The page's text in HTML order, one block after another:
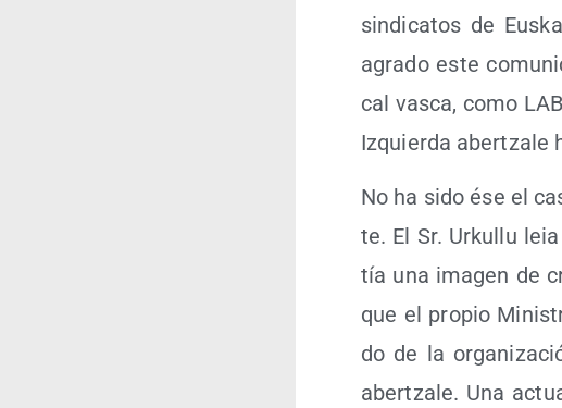
sin­di­ca­tos de
agra­do este
cal vas­ca, como
Izquier­da aber­tza­le
No ha sido ése el
te. El Sr. Urku­llu
tía una ima­gen de
que el pro­pio
do de la
aber­tza­le. Una